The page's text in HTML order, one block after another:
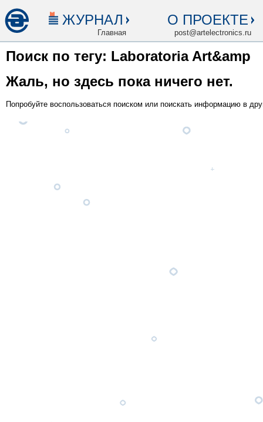
ЖУРНАЛ
Главная
О ПРОЕКТЕ
post@artelectronics.ru
Поиск по тегу: Laboratoria Art&amp
Жаль, но здесь пока ничего нет.
Попробуйте воспользоваться поиском или поискать информацию в